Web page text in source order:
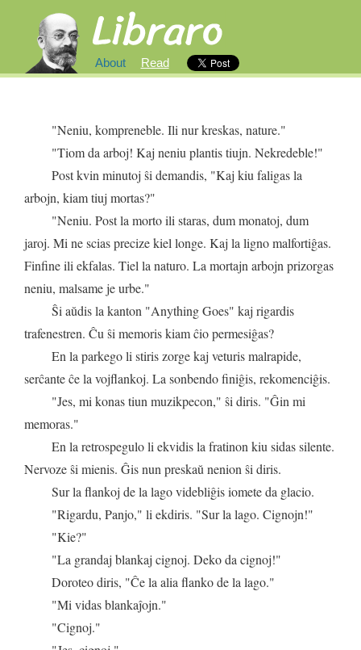
About Read
"Neniu,kompreneble.Ilinurkreskas,nature."
"Tiomdaarboj!Kaj neniuplantistiujn.Nekredeble!"
Postkvinminutoj ŝidemandis, "Kaj kiufaligasla
arbojn, kiamtiuj mortas?"
"Neniu.Postlamortoilistaras,dummonatoj,dum
jaroj. Minesciasprecizekiellonge. Kaj lalignomalfortiĝas.
Finfineiliekfalas. Tiellanaturo. Lamortajnarbojnprizorgas
neniu, malsamejeurbe."
Ŝiaŭdislakanton "AnythingGoes"kaj rigardis
trafenestren. Ĉuŝimemoriskiamĉiopermesiĝas?
Enlaparkegolistiriszorgekaj veturismalrapide,
serĉanteĉelavojflankoj. Lasonbendofiniĝis, rekomenciĝis.
"Jes,mikonastiunmuzikpecon,"ŝidiris. "Ĝinmi
memoras."
Enlaretrospeguloliekvidislafratinonkiusidassilente.
Nervozeŝimienis. Ĝisnunpreskaŭnenionŝidiris.
Surlaflankoj delalagovidebliĝisiometeda glacio.
"Rigardu,Panjo,"liekdiris. "Surlalago.Cignojn!"
"Kie?"
"La grandaj blankaj cignoj.Dekodacignoj!"
Doroteodiris, "Ĉelaaliaflankodelalago."
"Mividasblankaĵojn."
"Cignoj."